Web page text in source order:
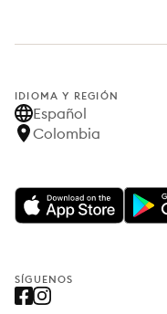
IDIOMA Y REGIÓN
Español
Colombia
SÍGUENOS